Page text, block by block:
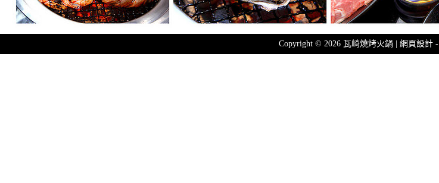
Copyright © 2026 瓦崎燒烤火鍋 | 網頁設計 -